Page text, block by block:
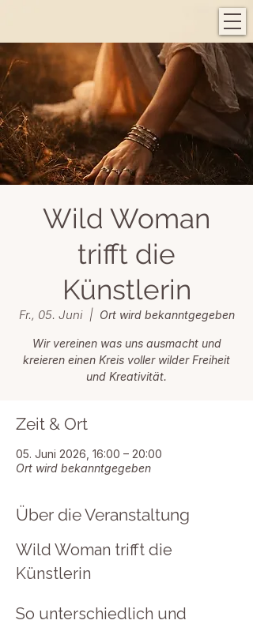
Wild Woman
trifft die
Künstlerin
Fr., 05. Juni
  |
Ort wird bekanntgegeben
Wir vereinen was uns ausmacht und
kreieren einen Kreis voller wilder Freiheit
und Kreativität.
Zeit & Ort
05. Juni 2026, 16:00 – 20:00
Ort wird bekanntgegeben
Über die Veranstaltung
Wild Woman trifft die
Künstlerin
So unterschiedlich und